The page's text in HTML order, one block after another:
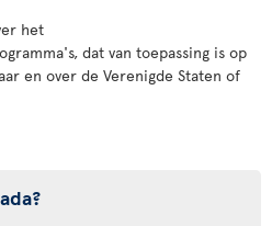
het
dat van toepassing is op
en over de Verenigde Staten of